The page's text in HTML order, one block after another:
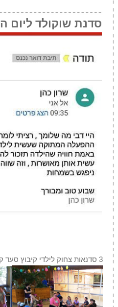
סדנת שוקולד ליום
3 סדנאות צחוק לילדי קיבוץ סעד קייטנת קיץ 2013